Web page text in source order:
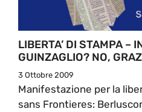
LIBERTA’ DI STAMPA –
GUINZAGLIO? NO,
3 Ottobre 2009
Manifestazione per la
sans Frontieres: